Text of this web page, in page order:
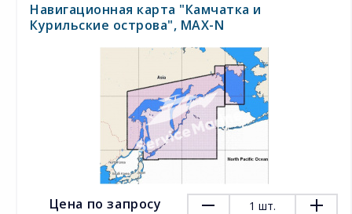
Навигационная карта "Камчатка и
Курильские острова", MAX-N
Цена по запросу 1 шт.